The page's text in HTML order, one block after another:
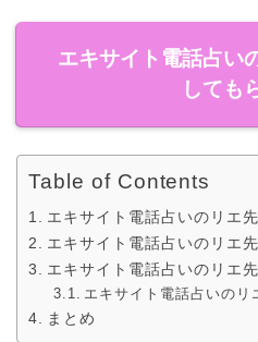
エキサイト電話占い
しても
Table of Contents
エキサイト電話占いのリエ
エキサイト電話占いのリエ
エキサイト電話占いのリエ
エキサイト電話占いのリ
まとめ